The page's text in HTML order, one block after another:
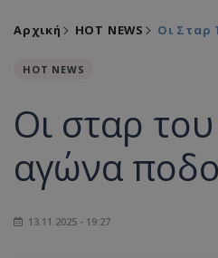
Αρχική HOT NEWS Οι Σταρ
HOT NEWS
Οι σταρ
αγώνα
13.11.2025 - 19:27